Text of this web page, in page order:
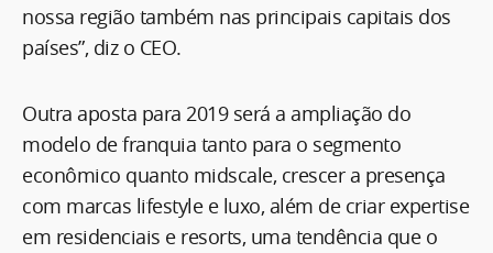
nossa região também nas principais capitais dos
países”, diz o CEO.
Outra aposta para 2019 será a ampliação do
modelo de franquia tanto para o segmento
econômico quanto midscale, crescer a presença
com marcas lifestyle e luxo, além de criar expertise
em residenciais e resorts, uma tendência que o